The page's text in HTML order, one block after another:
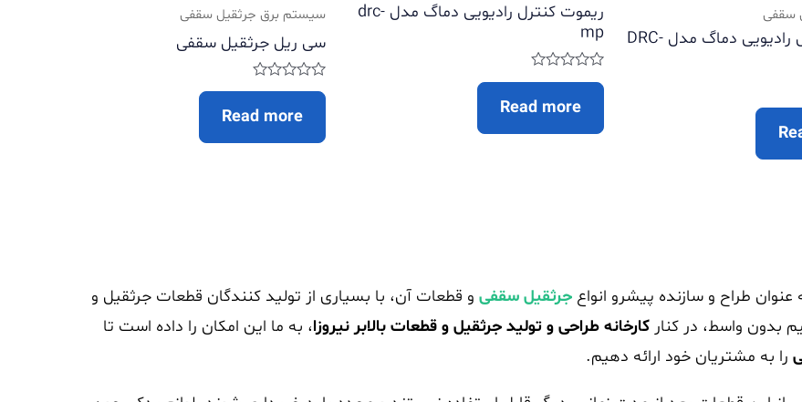
سقفی
ریموت کنترل رادیویی دماگ مدل DRC-
ریموت کنترل رادیویی دماگ مدل drc-
mp
Rated
0
5
Read more
سیستم برق جرثقیل سقفی
سی ریل جرثقیل سقفی
Rated
0
5
Read more
جرثقیل سقفی و قطعات آن، با بسیاری از تولید کنندگان قطعات جرثقیل و
بدون واسط، در کنار کارخانه طراحی و تولید جرثقیل و قطعات بالابر نیروزا، به ما این امکان را داده است تا
را به مشتریان خود ارائه دهیم.